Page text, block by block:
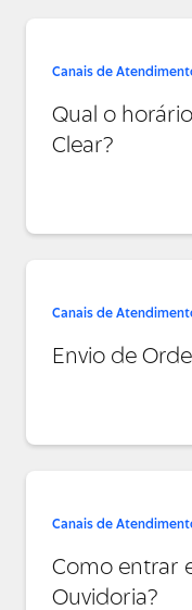
Canais de
Qual o
Clear?
Canais de
Envio de
Canais de
Como entrar
Ouvidoria?